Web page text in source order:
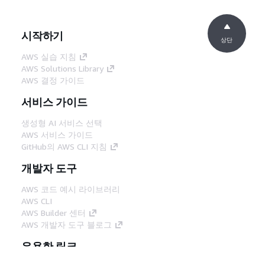
시작하기
AWS 실습 지침
AWS Solutions Library
AWS 결정 가이드
서비스 가이드
생성형 AI 서비스 선택
AWS 서비스 가이드
GitHub의 AWS CLI 지침
개발자 도구
AWS 코드 예시 라이브러리
AWS CLI
AWS Builder 센터
AWS 개발자 도구 블로그
유용한 링크
상단